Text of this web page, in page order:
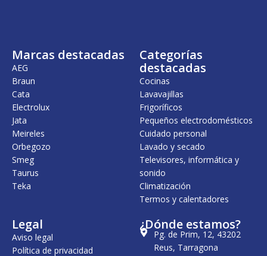
Marcas destacadas
AEG
Braun
Cata
Electrolux
Jata
Meireles
Orbegozo
Smeg
Taurus
Teka
Categorías
destacadas
Cocinas
Lavavajillas
Frigoríficos
Pequeños electrodomésticos
Cuidado personal
Lavado y secado
Televisores, informática y
sonido
Climatización
Termos y calentadores
Legal
Aviso legal
Política de privacidad
¿Dónde estamos?
Pg. de Prim, 12, 43202
Reus, Tarragona